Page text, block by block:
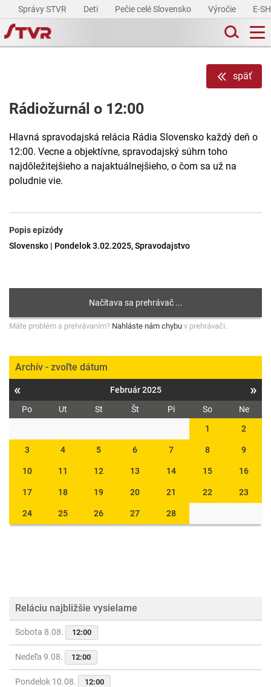
Správy STVR Deti Pečie celé Slovensko Výročie E-
späť
Rádiožurnál o 12:00
Hlavná spravodajská relácia Rádia Slovensko každý deň o
12:00. Vecne a objektívne, spravodajský súhrn toho
najdôležitejšieho a najaktuálnejšieho, o čom sa už na
poludnie vie.
Popis epizódy
Slovensko | Pondelok 3.02.2025, Spravodajstvo
Máte problém s prehrávaním? Nahláste nám chybu v prehrávači.
Archív - zvoľte dátum
« Február 2025 »
Po Ut St Št Pi So
Ne
1
2
3 4 5 6 7 8 9
10 11 12 13 14 15 16
17 18 19 20 21 22 23
24 25 26 27 28
Reláciu najbližšie vysielame
Sobota 8.08. 12:00
Nedeľa 9.08. 12:00
Pondelok 10.08. 12:00